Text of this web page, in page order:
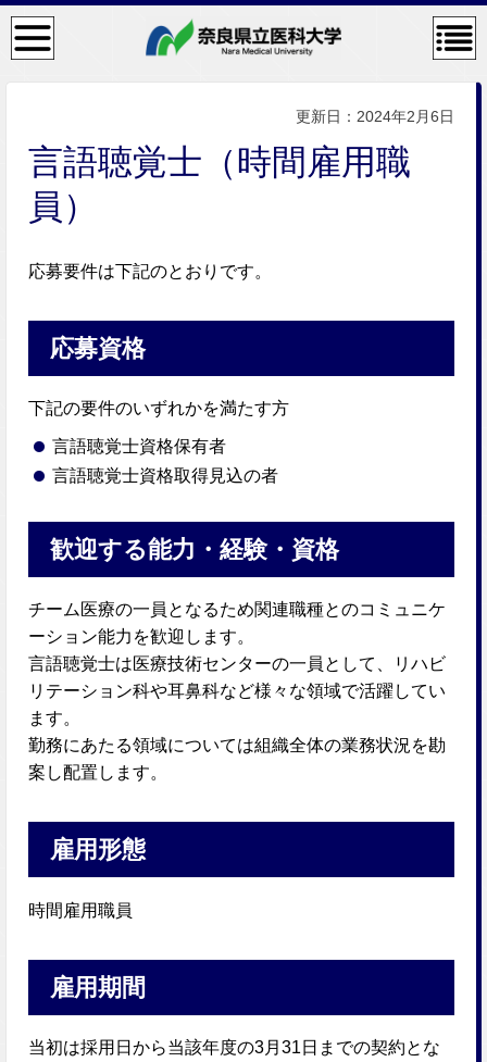
検
索・
メニ
コン
テン
ニュ
ー
更新日：2024年2月6日
言語聴覚士（時間雇用職
員）
応募要件は下記のとおりです。
応募資格
下記の要件のいずれかを満たす方
言語聴覚士資格保有者
言語聴覚士資格取得見込の者
歓迎する能力・経験・資格
チーム医療の一員となるため関連職種とのコミュニケ
ーション能力を歓迎します。
言語聴覚士は医療技術センターの一員として、リハビ
リテーション科や耳鼻科など様々な領域で活躍してい
ます。
勤務にあたる領域については組織全体の業務状況を勘
案し配置します。
雇用形態
時間雇用職員
雇用期間
当初は採用日から当該年度の3月31日までの契約とな